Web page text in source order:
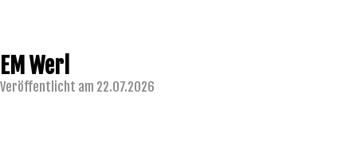
EM Werl
Veröffentlicht am 22.07.2026